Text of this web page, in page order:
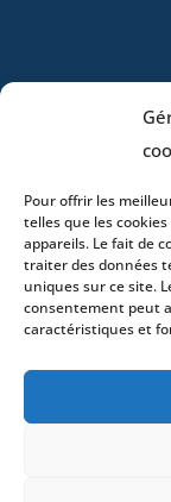
Pour offrir les
telles que les
appareils. Le fait de
traiter des données
uniques sur ce site.
consentement peut
caractéristiques et
- 4
+33 (0)1 53 76
76600 Le Havre
3 boulevard
+33 (0)4 86
+33 (0)5 40 25 69
1201